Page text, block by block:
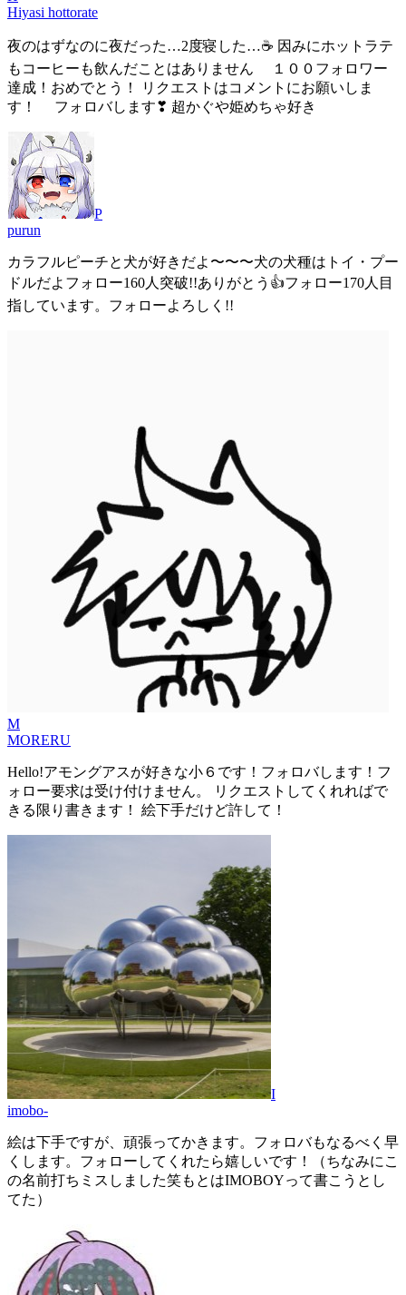
Hiyasi hottorate
夜のはずなのに夜だった…2度寝した…☕ 因みにホットラテ
もコーヒーも飲んだことはありません １００フォロワー
達成！おめでとう！ リクエストはコメントにお願いしま
す！ フォロバします❣ 超かぐや姫めちゃ好き
P
purun
カラフルピーチと犬が好きだよ〜〜〜犬の犬種はトイ・プー
ドルだよフォロー160人突破!!ありがとう👍フォロー170人目
指しています。フォローよろしく!!
M
MORERU
Hello!アモングアスが好きな小６です！フォロバします！フ
ォロー要求は受け付けません。 リクエストしてくれればで
きる限り書きます！ 絵下手だけど許して！
I
imobo-
絵は下手ですが、頑張ってかきます。フォロバもなるべく早
くします。フォローしてくれたら嬉しいです！（ちなみにこ
の名前打ちミスしました笑もとはIMOBOYって書こうとし
てた）